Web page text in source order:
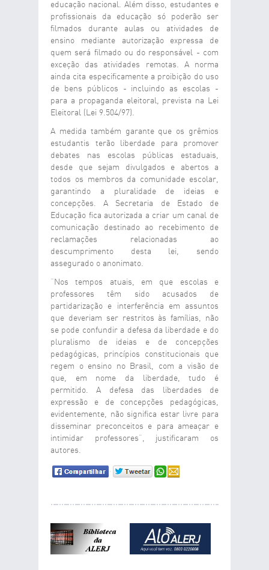
educação nacional. Além disso, estudantes e
profissionais da educação só poderão ser
filmados durante aulas ou atividades de
ensino mediante autorização expressa de
quem será filmado ou do responsável - com
exceção das atividades remotas. A norma
ainda cita especificamente a proibição do uso
de bens públicos - incluindo as escolas -
para a propaganda eleitoral, prevista na Lei
Eleitoral (Lei 9.504/97).
A medida também garante que os grêmios
estudantis terão liberdade para promover
debates nas escolas públicas estaduais,
desde que sejam divulgados e abertos a
todos os membros da comunidade escolar,
garantindo a pluralidade de ideias e
concepções. A Secretaria de Estado de
Educação fica autorizada a criar um canal de
comunicação destinado ao recebimento de
reclamações relacionadas ao
descumprimento desta lei, sendo
assegurado o anonimato.
“Nos tempos atuais, em que escolas e
professores têm sido acusados de
partidarização e interferência em assuntos
que deveriam ser restritos às famílias, não
se pode confundir a defesa da liberdade e do
pluralismo de ideias e de concepções
pedagógicas, princípios constitucionais que
regem o ensino no Brasil, com a visão de
que, em nome da liberdade, tudo é
permitido. A defesa das liberdades de
expressão e de concepções pedagógicas,
evidentemente, não significa estar livre para
disseminar preconceitos e para ameaçar e
intimidar professores”, justificaram os
autores.